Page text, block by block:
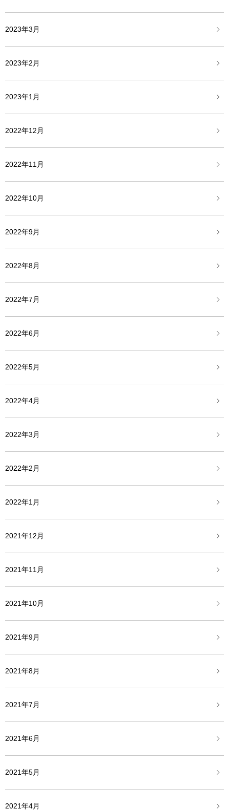
2023年3月
2023年2月
2023年1月
2022年12月
2022年11月
2022年10月
2022年9月
2022年8月
2022年7月
2022年6月
2022年5月
2022年4月
2022年3月
2022年2月
2022年1月
2021年12月
2021年11月
2021年10月
2021年9月
2021年8月
2021年7月
2021年6月
2021年5月
2021年4月